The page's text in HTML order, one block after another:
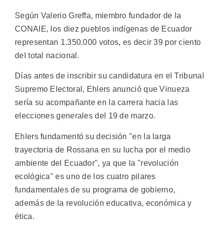
Según Valerio Greffa, miembro fundador de la
CONAIE, los diez pueblos indígenas de Ecuador
representan 1.350.000 votos, es decir 39 por ciento
del total nacional.
Días antes de inscribir su candidatura en el Tribunal
Supremo Electoral, Ehlers anunció que Vinueza
sería su acompañante en la carrera hacia las
elecciones generales del 19 de marzo.
Ehlers fundamentó su decisión "en la larga
trayectoria de Rossana en su lucha por el medio
ambiente del Ecuador", ya que la "revolución
ecológica" es uno de los cuatro pilares
fundamentales de su programa de gobierno,
además de la revolución educativa, económica y
ética.